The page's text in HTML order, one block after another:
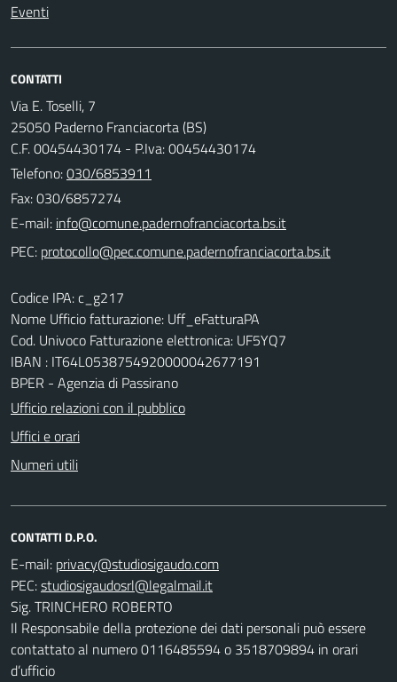
Eventi
CONTATTI
Via E. Toselli, 7
25050 Paderno Franciacorta (BS)
C.F. 00454430174 - P.Iva: 00454430174
Telefono:030/6853911
Fax: 030/6857274
E-mail:
PEC:
Codice IPA: c_g217
Nome Ufficio fatturazione: Uff_eFatturaPA
Cod. Univoco Fatturazione elettronica: UF5YQ7
IBAN : IT64L0538754920000042677191
BPER - Agenzia di Passirano
Ufficio relazioni con il pubblico
Uffici e orari
Numeri utili
CONTATTI D.P.O.
E-mail:
PEC:
Sig. TRINCHERO ROBERTO
Il Responsabile della protezione dei dati personali può essere
contattato al numero 0116485594 o 3518709894 in orari
d’ufficio